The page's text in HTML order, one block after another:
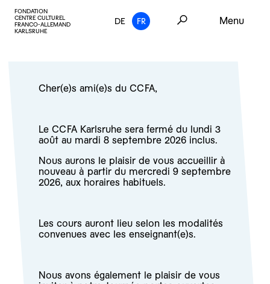
FONDATION
CENTRE CULTUREL
FRANCO-ALLEMAND
KARLSRUHE
DE FR Menu
Cher(e)s ami(e)s du CCFA,
Le CCFA Karlsruhe sera fermé du lundi 3
août au mardi 8 septembre 2026 inclus.
Nous aurons le plaisir de vous accueillir à
nouveau à partir du mercredi 9 septembre
2026, aux horaires habituels.
Les cours auront lieu selon les modalités
convenues avec les enseignant(e)s.
Nous avons également le plaisir de vous